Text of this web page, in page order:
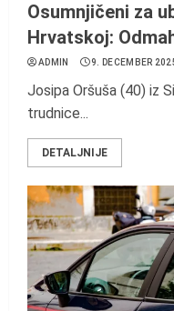
Osumnjičeni za
Hrvatskoj:
ADMIN 9. DECEMBER
Josipa Oršuša (40) iz
trudnice...
DETALJNIJE